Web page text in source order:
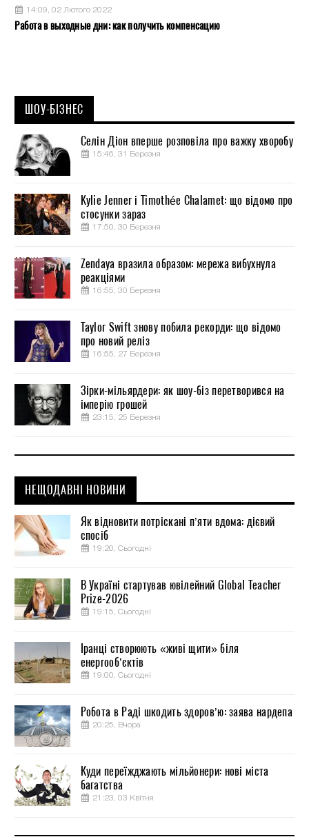
14:09, 02 Лютого 2022
Работа в выходные дни: как получить компенсацию
ШОУ-БІЗНЕС
Селін Діон вперше розповіла про важку хворобу
15:46, 31 Березня
Kylie Jenner і Timothée Chalamet: що відомо про
стосунки зараз
17:50, 30 Березня
Zendaya вразила образом: мережа вибухнула
реакціями
16:55, 30 Березня
Taylor Swift знову побила рекорди: що відомо
про новий реліз
16:55, 27 Березня
Зірки-мільярдери: як шоу-біз перетворився на
імперію грошей
23:15, 25 Березня
НЕЩОДАВНІ НОВИНИ
Як відновити потріскані п’яти вдома: дієвий
спосіб
19:20, Сьогодні
В Україні стартував ювілейний Global Teacher
Prize-2026
19:15, Сьогодні
Іранці створюють «живі щити» біля
енергооб’єктів
19:00, Сьогодні
Робота в Раді шкодить здоров’ю: заява нардепа
20:25, Вчора
Куди переїжджають мільйонери: нові міста
багатства
21:23, 03 Квітня